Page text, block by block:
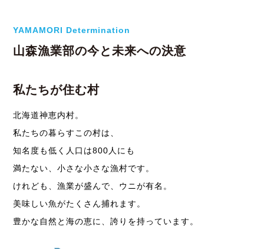
YAMAMORI Determination
山森漁業部の今と未来への決意
私たちが住む村
北海道神恵内村。
私たちの暮らすこの村は、
知名度も低く人口は800人にも
満たない、小さな小さな漁村です。
けれども、漁業が盛んで、ウニが有名。
美味しい魚がたくさん捕れます。
豊かな自然と海の恵に、誇りを持っています。